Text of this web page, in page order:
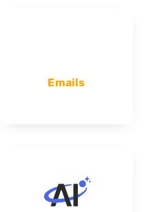
Emails